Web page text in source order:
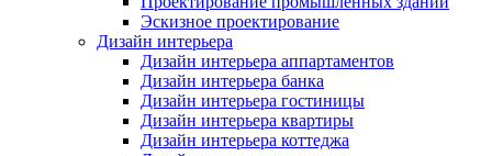
Эскизное проектирование
Дизайн интерьера
Дизайн интерьера аппартаментов
Дизайн интерьера банка
Дизайн интерьера гостиницы
Дизайн интерьера квартиры
Дизайн интерьера коттеджа